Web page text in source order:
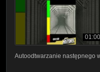
01:00
Autoodtwarzanie następnego